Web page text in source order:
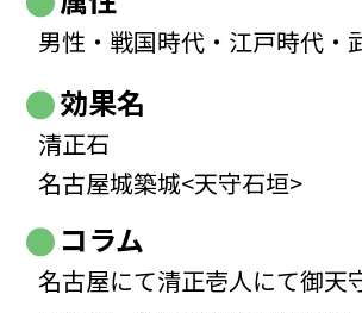
男性・戦国時代・江戸時代・
効果名
清正石
名古屋城築城<天守石垣>
コラム
名古屋にて清正壱人にて御天